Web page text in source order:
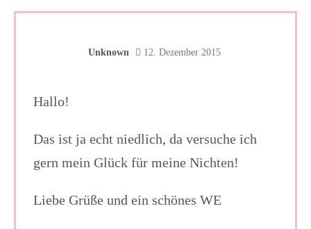
Unknown 12. Dezember 2015
Hallo!
Das ist ja echt niedlich, da versuche ich
gern mein Glück für meine Nichten!
Liebe Grüße und ein schönes WE